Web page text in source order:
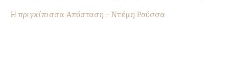
Η πριγκίπισσα Απόσταση – Ντέμη Ρούσσα